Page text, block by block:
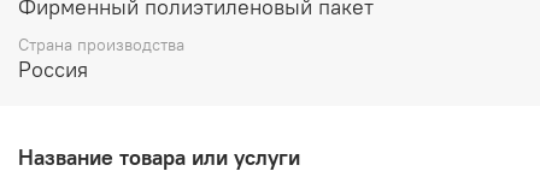
Фирменный полиэтиленовый пакет
Страна производства
Россия
Название товара или услуги